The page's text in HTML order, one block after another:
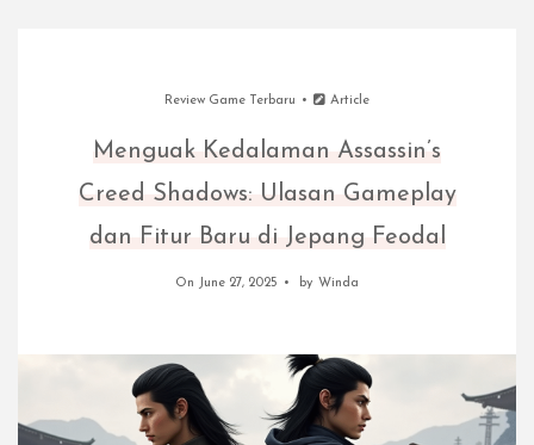
Review Game Terbaru Article
Menguak Kedalaman Assassin’s
Creed Shadows: Ulasan Gameplay
dan Fitur Baru di Jepang Feodal
On June 27, 2025 by Winda